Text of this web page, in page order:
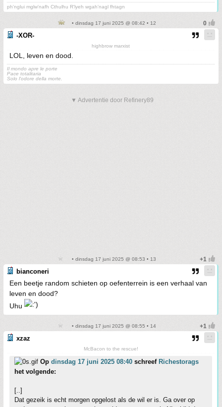
ph'nglui mglw'nafh Cthulhu R'lyeh wgah'nagl fhtagn
• dinsdag 17 juni 2025 @ 08:42 • 12
-XOR-
highbrow marxist
LOL, leven en dood.
Il mondo apre le porte
Pace totalitaria
Solo l'odore della morte.
▼ Advertentie door Refinery89
• dinsdag 17 juni 2025 @ 08:53 • 13
bianconeri
Een beetje random schieten op oefenterrein is een verhaal van
leven en dood?
Uhu
• dinsdag 17 juni 2025 @ 08:55 • 14
xzaz
McBacon to the rescue!
Op dinsdag 17 juni 2025 08:40 schreef Richestorags
het volgende:
[..]
Dat gezeik is echt morgen opgelost als de wil er is. Ga over op